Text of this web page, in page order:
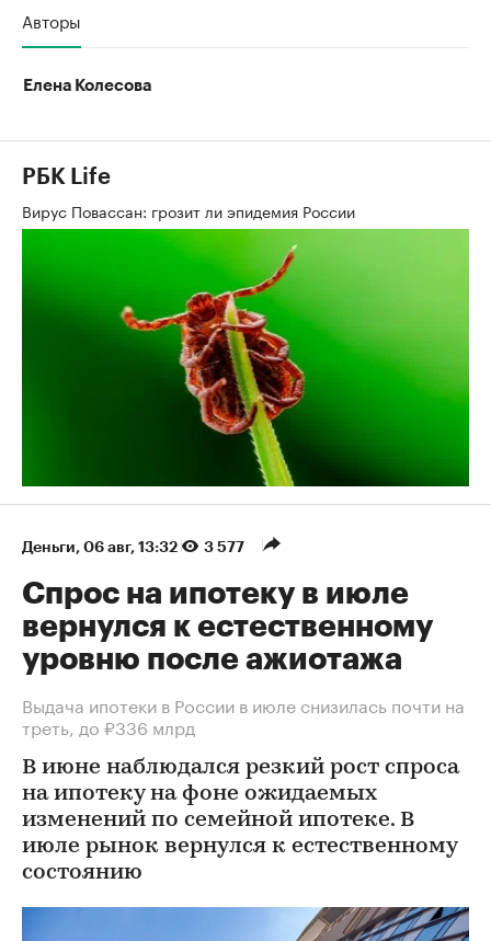
Авторы
Елена Колесова
РБК Life
Вирус Повассан: грозит ли эпидемия России
Деньги⁠, 06 авг, 13:32 3 577
Спрос на ипотеку в июле
вернулся к естественному
уровню после ажиотажа
Выдача ипотеки в России в июле снизилась почти на
треть, до ₽336 млрд
В июне наблюдался резкий рост спроса
на ипотеку на фоне ожидаемых
изменений по семейной ипотеке. В
июле рынок вернулся к естественному
состоянию